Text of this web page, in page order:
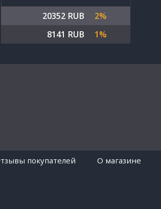
20352 RUB
2%
8141 RUB
1%
покупателей O магазине